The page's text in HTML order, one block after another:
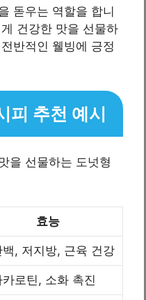
돋우는 역할을 합니
건강한 맛을 선물하
반적인 웰빙에 긍정
피 추천 예시
을 선물하는 도넛형
효능
백, 저지방, 근육 건강
카로틴, 소화 촉진